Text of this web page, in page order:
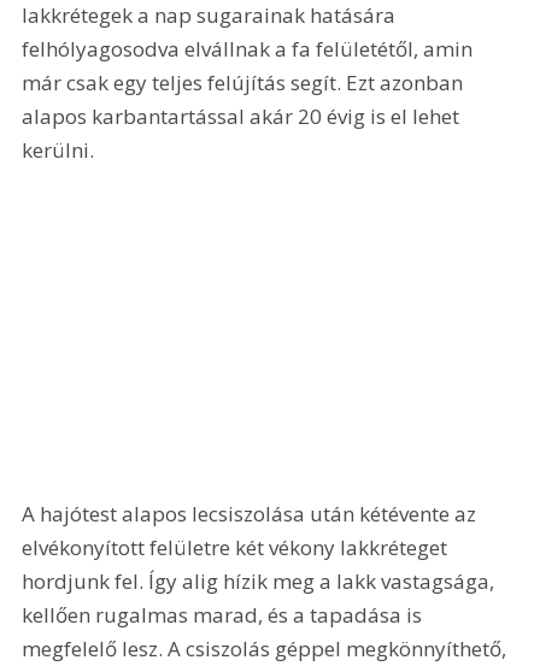
lakkrétegek a nap sugarainak hatására
felhólyagosodva elvállnak a fa felületétől, amin
már csak egy teljes felújítás segít. Ezt azonban
alapos karbantartással akár 20 évig is el lehet
kerülni.
A hajótest alapos lecsiszolása után kétévente az
elvékonyított felületre két vékony lakkréteget
hordjunk fel. Így alig hízik meg a lakk vastagsága,
kellően rugalmas marad, és a tapadása is
megfelelő lesz. A csiszolás géppel megkönnyíthető,